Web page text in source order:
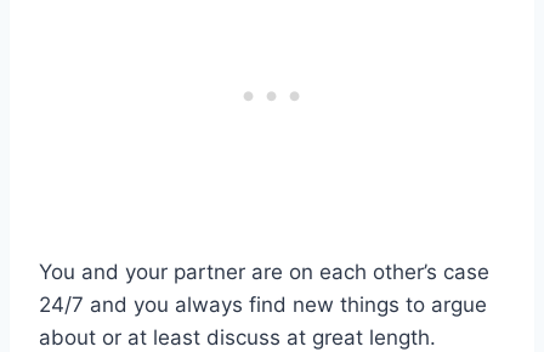
You and your partner are on each other’s case
24/7 and you always find new things to argue
about or at least discuss at great length.